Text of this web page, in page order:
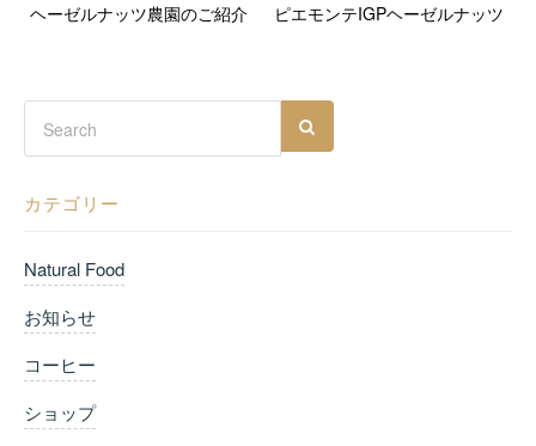
ヘーゼルナッツ農園のご紹介 ピエモンテIGPヘーゼルナッツ
カテゴリー
Natural Food
お知らせ
コーヒー
ショップ